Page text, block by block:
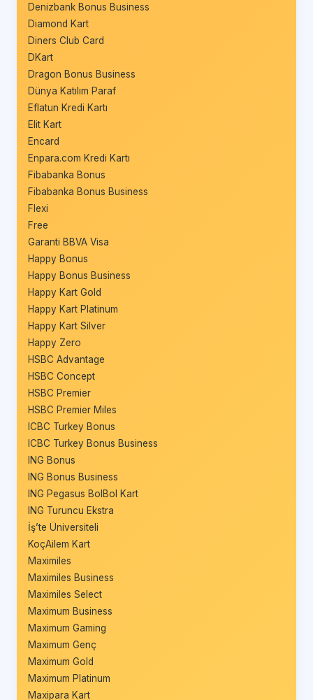
Denizbank Bonus Business
Diamond Kart
Diners Club Card
DKart
Dragon Bonus Business
Dünya Katılım Paraf
Eflatun Kredi Kartı
Elit Kart
Encard
Enpara.com Kredi Kartı
Fibabanka Bonus
Fibabanka Bonus Business
Flexi
Free
Garanti BBVA Visa
Happy Bonus
Happy Bonus Business
Happy Kart Gold
Happy Kart Platinum
Happy Kart Silver
Happy Zero
HSBC Advantage
HSBC Concept
HSBC Premier
HSBC Premier Miles
ICBC Turkey Bonus
ICBC Turkey Bonus Business
ING Bonus
ING Bonus Business
ING Pegasus BolBol Kart
ING Turuncu Ekstra
İş’te Üniversiteli
KoçAilem Kart
Maximiles
Maximiles Business
Maximiles Select
Maximum Business
Maximum Gaming
Maximum Genç
Maximum Gold
Maximum Platinum
Maxipara Kart